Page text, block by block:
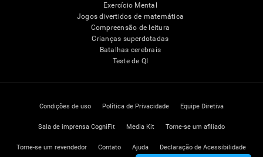
Exercício Mental
Jogos divertidos de matemática
Compreensão de leitura
Crianças superdotadas
Batalhas cerebrais
Teste de QI
Condições de uso Política de Privacidade Equipe Diretiva
Sala de imprensa CogniFit Media Kit Torne-se um afiliado
Torne-se um revendedor Contato Ajuda Declaração de Acessibilidade